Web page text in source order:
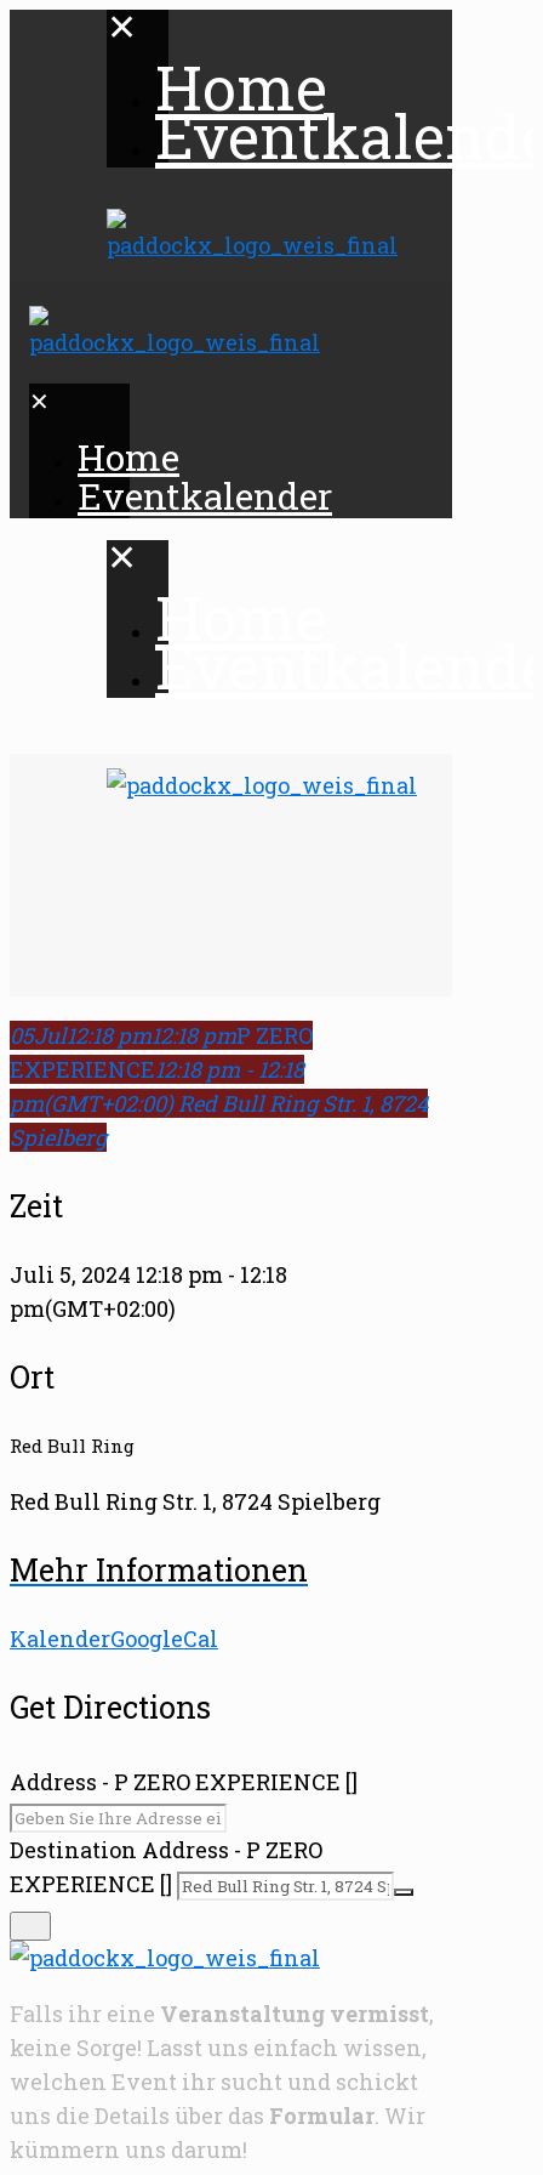
✕
Home
✕
Home
Eventkalender
✕
Home
05Jul12:18 pm12:18 pmP ZERO
EXPERIENCE12:18 pm - 12:18
pm(GMT+02:00)Red Bull Ring Str. 1, 8724
Spielberg
Zeit
Juli 5, 2024 12:18 pm - 12:18
pm(GMT+02:00)
Ort
Red Bull Ring
Red Bull Ring Str. 1, 8724 Spielberg
Mehr Informationen
KalenderGoogleCal
Get Directions
Address - P ZERO EXPERIENCE []
Destination Address - P ZERO
EXPERIENCE []
Falls ihr eine Veranstaltung vermisst,
keine Sorge! Lasst uns einfach wissen,
welchen Event ihr sucht und schickt
uns die Details über das Formular. Wir
kümmern uns darum!